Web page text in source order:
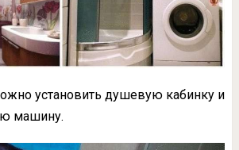
установить душевую кабинку и
машину.